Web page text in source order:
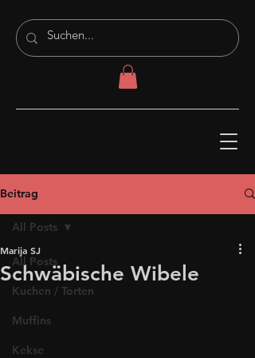
Beitrag
All Posts
Kuchen / Torten
Muffins
Kekse
All Posts
Schwäbische Wibele
Marija SJ